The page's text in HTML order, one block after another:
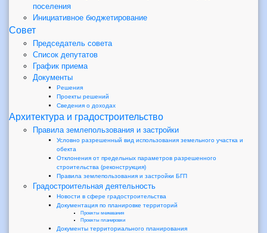
поселения
Инициативное бюджетирование
Совет
Председатель совета
Список депутатов
График приема
Документы
Решения
Проекты решений
Сведения о доходах
Архитектура и градостроительство
Правила землепользования и застройки
Условно разрешенный вид использования земельного участка и
обекта
Отклонения от предельных параметров разрешенного
строительства (реконструкция)
Правила землепользования и застройки БГП
Градостроительная деятельность
Новости в сфере градостроительства
Документация по планировке территорий
Проекты межевания
Проекты планировки
Документы территориального планирования